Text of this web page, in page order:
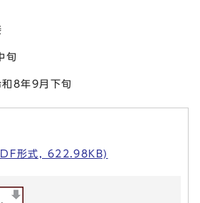
旬
8年9月下旬
形式, 622.98KB)